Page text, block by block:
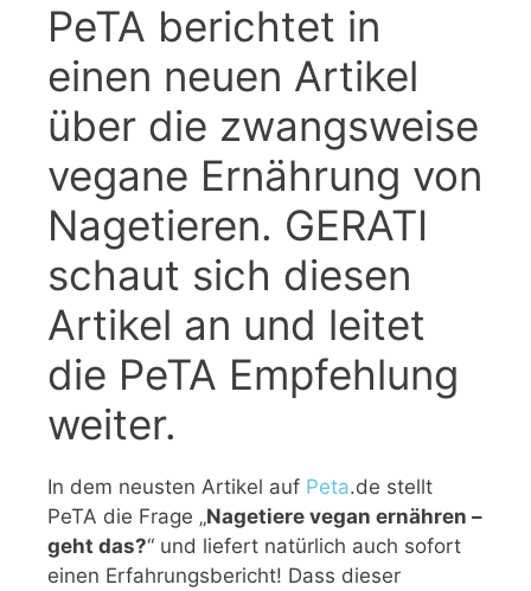
PeTA berichtet in
einen neuen Artikel
über die zwangsweise
vegane Ernährung von
Nagetieren. GERATI
schaut sich diesen
Artikel an und leitet
die PeTA Empfehlung
weiter.
In dem neusten Artikel auf Peta.de stellt
PeTA die Frage „Nagetiere vegan ernähren –
geht das?“ und liefert natürlich auch sofort
einen Erfahrungsbericht! Dass dieser